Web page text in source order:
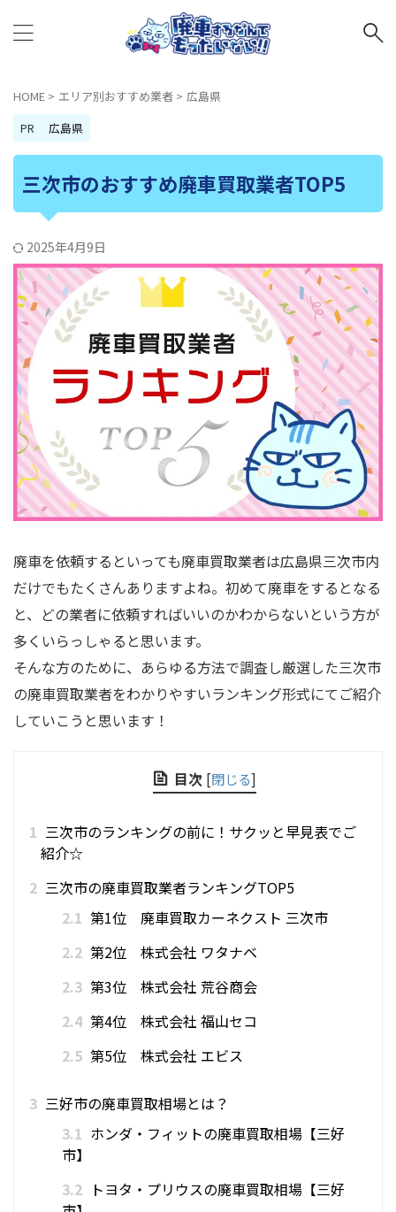
HOME > エリア別おすすめ業者 > 広島県
PR
広島県
三次市のおすすめ廃車買取業者TOP5
2025年4月9日
廃車を依頼するといっても廃車買取業者は広島県三次市内
だけでもたくさんありますよね。初めて廃車をするとなる
と、どの業者に依頼すればいいのかわからないという方が
多くいらっしゃると思います。
そんな方のために、あらゆる方法で調査し厳選した三次市
の廃車買取業者をわかりやすいランキング形式にてご紹介
していこうと思います！
目次 [閉じる]
1 三次市のランキングの前に！サクッと早見表でご
紹介☆
2 三次市の廃車買取業者ランキングTOP5
2.1 第1位 廃車買取カーネクスト 三次市
2.2 第2位 株式会社 ワタナベ
2.3 第3位 株式会社 荒谷商会
2.4 第4位 株式会社 福山セコ
2.5 第5位 株式会社 エビス
3 三好市の廃車買取相場とは？
3.1 ホンダ・フィットの廃車買取相場【三好
市】
3.2 トヨタ・プリウスの廃車買取相場【三好